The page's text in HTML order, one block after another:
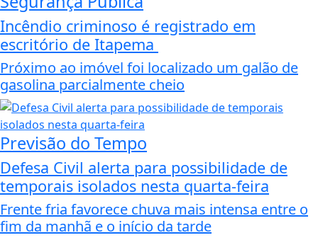
Incêndio criminoso é registrado em
escritório de Itapema
Próximo ao imóvel foi localizado um galão de
gasolina parcialmente cheio
Previsão do Tempo
Defesa Civil alerta para possibilidade de
temporais isolados nesta quarta-feira
Frente fria favorece chuva mais intensa entre o
fim da manhã e o início da tarde